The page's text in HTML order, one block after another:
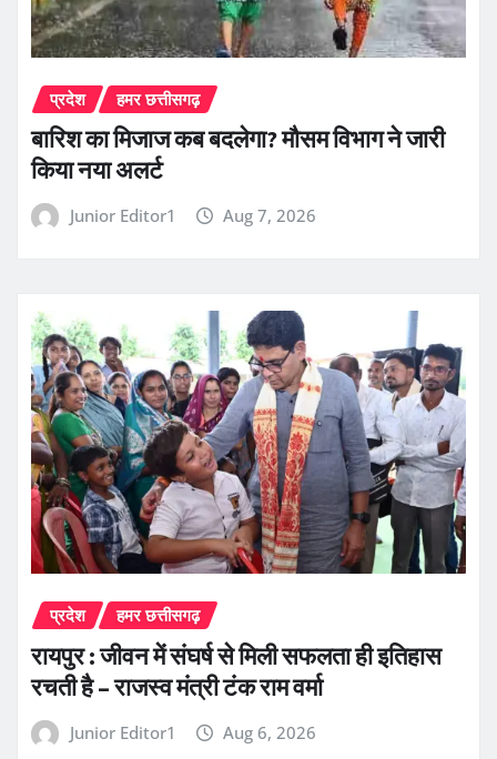
प्रदेश हमर छत्तीसगढ़
बारिश का मिजाज कब बदलेगा? मौसम विभाग ने जारी
किया नया अलर्ट
Junior Editor1 Aug 7, 2026
प्रदेश हमर छत्तीसगढ़
रायपुर : जीवन में संघर्ष से मिली सफलता ही इतिहास
रचती है – राजस्व मंत्री टंक राम वर्मा
Junior Editor1 Aug 6, 2026